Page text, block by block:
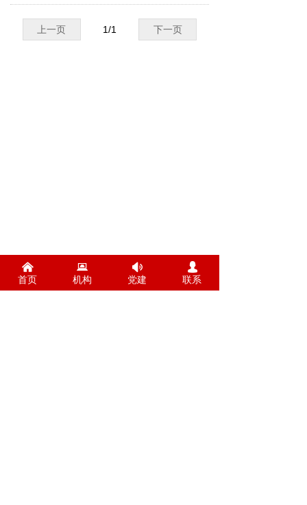
上一页 下一页
1/1
낀
首页
뀵
机构
넄
党建
넙
联系